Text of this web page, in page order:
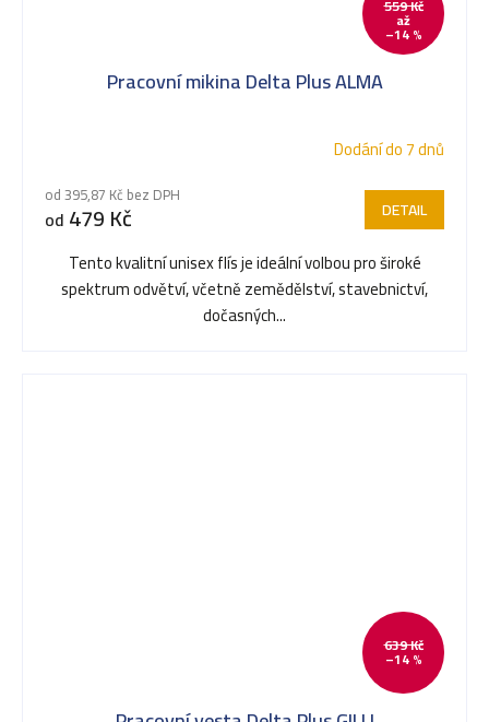
559 Kč
až
–14 %
Pracovní mikina Delta Plus ALMA
Dodání do 7 dnů
od 395,87 Kč bez DPH
od 479 Kč DETAIL
Tento kvalitní unisex flís je ideální volbou pro široké
spektrum odvětví, včetně zemědělství, stavebnictví,
dočasných...
639 Kč
–14 %